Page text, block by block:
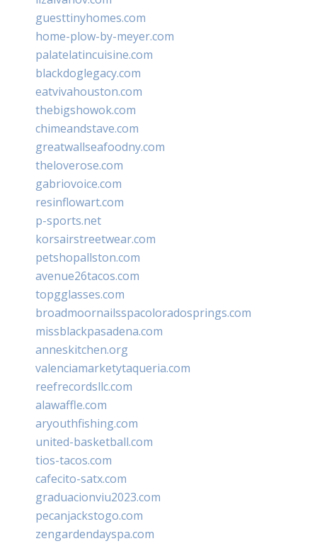
guesttinyhomes.com
home-plow-by-meyer.com
palatelatincuisine.com
blackdoglegacy.com
eatvivahouston.com
thebigshowok.com
chimeandstave.com
greatwallseafoodny.com
theloverose.com
gabriovoice.com
resinflowart.com
p-sports.net
korsairstreetwear.com
petshopallston.com
avenue26tacos.com
topgglasses.com
broadmoornailsspacoloradosprings.com
missblackpasadena.com
anneskitchen.org
valenciamarketytaqueria.com
reefrecordsllc.com
alawaffle.com
aryouthfishing.com
united-basketball.com
tios-tacos.com
cafecito-satx.com
graduacionviu2023.com
pecanjackstogo.com
zengardendayspa.com